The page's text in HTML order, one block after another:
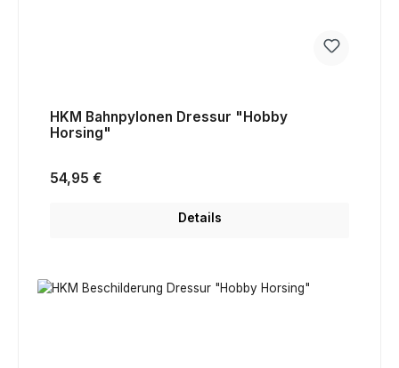
HKM Bahnpylonen Dressur "Hobby
Horsing"
Regulärer Preis:
54,95 €
Details